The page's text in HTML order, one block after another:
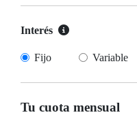
Interés
Fijo Variable
Tu cuota mensual